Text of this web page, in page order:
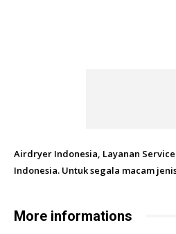
Airdryer Indonesia, Layanan
Indonesia. Untuk segala macam
More informations